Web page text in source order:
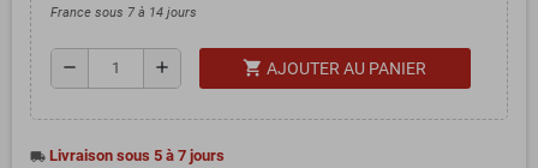
France sous 7 à 14 jours
remove add shopping_cart AJOUTER AU PANIER
local_shipping Livraison sous 5 à 7 jours